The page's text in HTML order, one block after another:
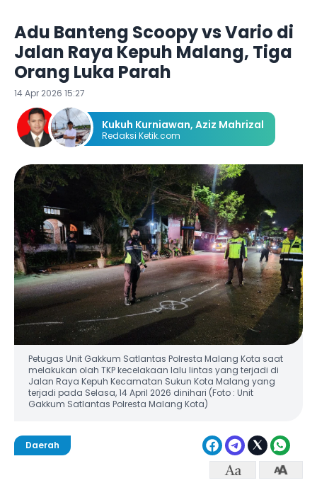
Adu Banteng Scoopy vs Vario di
Jalan Raya Kepuh Malang, Tiga
Orang Luka Parah
14 Apr 2026 15:27
Kukuh Kurniawan, Aziz Mahrizal
Redaksi Ketik.com
Petugas Unit Gakkum Satlantas Polresta Malang Kota saat
melakukan olah TKP kecelakaan lalu lintas yang terjadi di
Jalan Raya Kepuh Kecamatan Sukun Kota Malang yang
terjadi pada Selasa, 14 April 2026 dinihari (Foto : Unit
Gakkum Satlantas Polresta Malang Kota)
Daerah